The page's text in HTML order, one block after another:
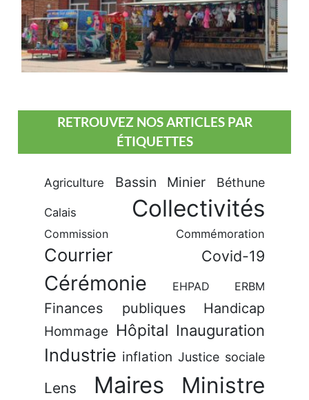
RETROUVEZ NOS ARTICLES PAR
ÉTIQUETTES
Agriculture Bassin Minier Béthune
Calais Collectivités
Commission Commémoration
Courrier Covid-19
Cérémonie EHPAD ERBM
Finances publiques Handicap
Hommage Hôpital Inauguration
Industrie inflation Justice sociale
Lens Maires Ministre